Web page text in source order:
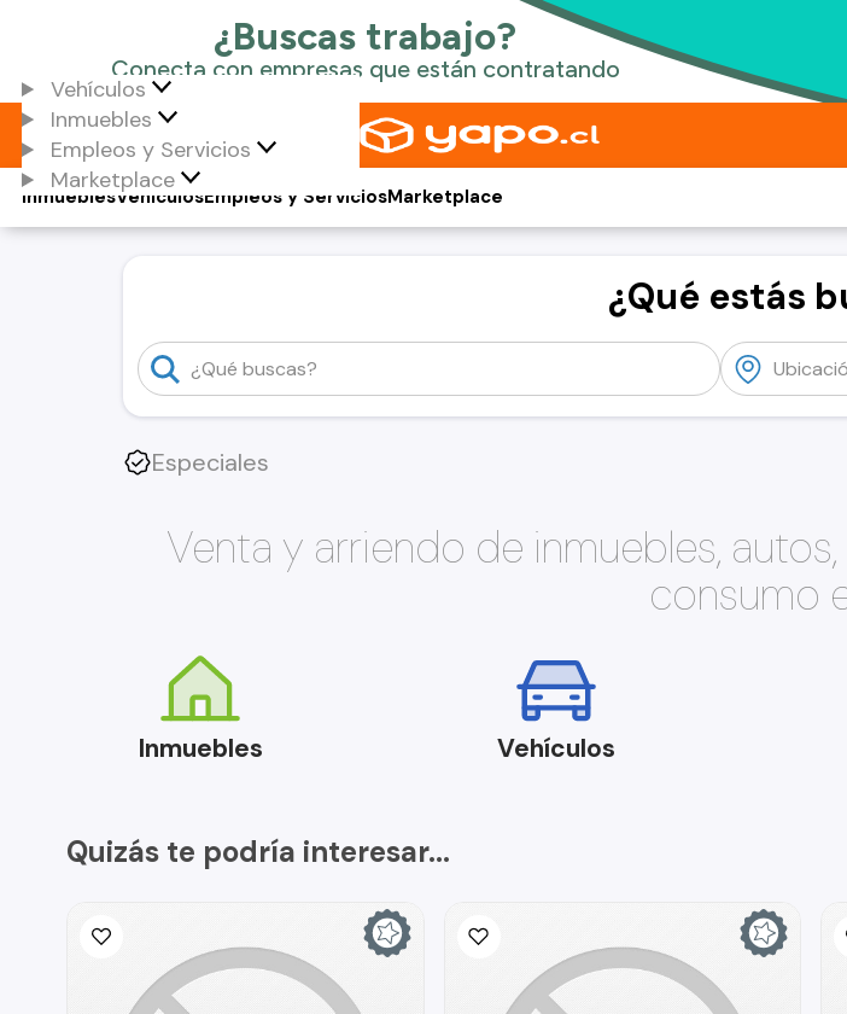
Vehículos
Inmuebles
Empleos y Servicios
Marketplace
Vehículos
Inmuebles Empleos y ServiciosMarketplace
¿Qué estás
Especiales
Venta y arriendo de inmuebles,
consumo
Inmuebles Vehículos
Quizás te podría interesar...